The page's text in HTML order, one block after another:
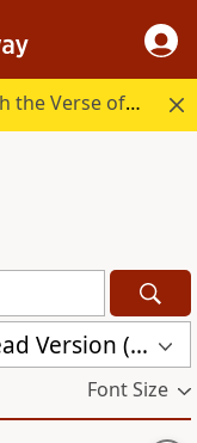
Start your day in God's Word with the Verse of the Day.
Vietnamese Bible: Easy-to-Read Version (BPT)
Font Size